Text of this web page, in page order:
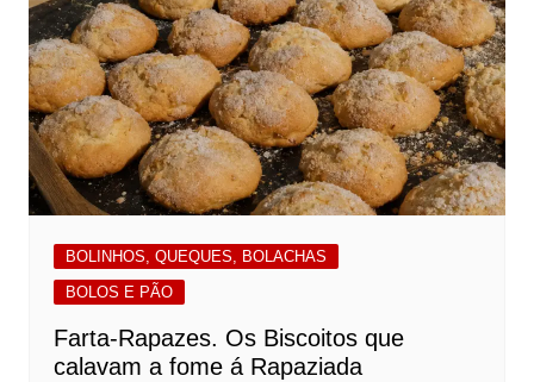
BOLINHOS, QUEQUES, BOLACHAS
BOLOS E PÃO
Farta-Rapazes. Os Biscoitos que
calavam a fome á Rapaziada